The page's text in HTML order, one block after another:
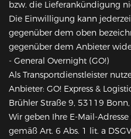
bzw. die Lieferankündigung
Die Einwilligung kann
gegenüber dem oben
gegenüber dem Anbieter
- General Overnight (GO!)
Als Transportdienstleister
Anbieter: GO! Express &
Brühler Straße 9, 53119
Wir geben Ihre E-Mail-
gemäß Art. 6 Abs. 1 lit. a